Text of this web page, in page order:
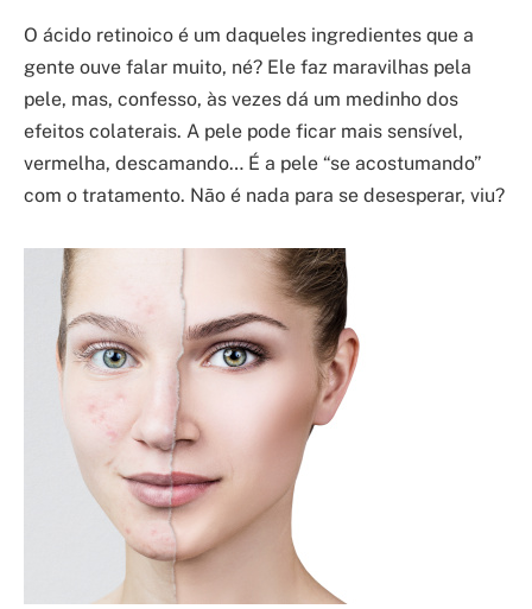
O ácido retinoico é um daqueles ingredientes que a
gente ouve falar muito, né? Ele faz maravilhas pela
pele, mas, confesso, às vezes dá um medinho dos
efeitos colaterais. A pele pode ficar mais sensível,
vermelha, descamando… É a pele “se acostumando”
com o tratamento. Não é nada para se desesperar, viu?